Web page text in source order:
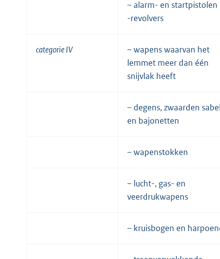
– alarm- en startpistolen
-revolvers
categorie IV
– wapens waarvan het
lemmet meer dan één
snijvlak heeft
– degens, zwaarden
en bajonetten
– wapenstokken
– lucht-, gas- en
veerdrukwapens
– kruisbogen en